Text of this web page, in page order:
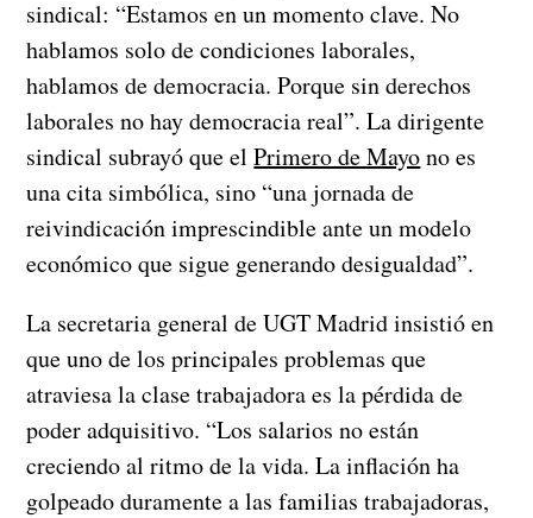
sindical: “Estamos en un momento clave. No
hablamos solo de condiciones laborales,
hablamos de democracia. Porque sin derechos
laborales no hay democracia real”. La dirigente
sindical subrayó que elPrimero de Mayono es
una cita simbólica, sino “una jornada de
reivindicación imprescindible ante un modelo
económico que sigue generando desigualdad”.
La secretaria general de UGT Madrid insistió en
que uno de los principales problemas que
atraviesa la clase trabajadora es la pérdida de
poder adquisitivo. “Los salarios no están
creciendo al ritmo de la vida. La inflación ha
golpeado duramente a las familias trabajadoras,